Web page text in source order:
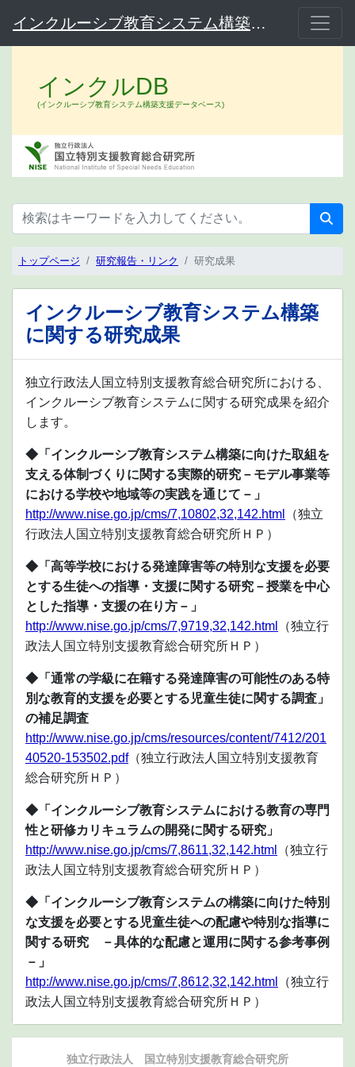
インクルーシブ教育システム構築支援データベース（インクルDB）
インクルDB
(インクルーシブ教育システム構築支援データベース)
トップページ 研究報告・リンク 研究成果
インクルーシブ教育システム構築
に関する研究成果
独立行政法人国立特別支援教育総合研究所における、
インクルーシブ教育システムに関する研究成果を紹介
します。
◆「インクルーシブ教育システム構築に向けた取組を
支える体制づくりに関する実際的研究－モデル事業等
における学校や地域等の実践を通じて－」
http://www.nise.go.jp/cms/7,10802,32,142.html
（独立
行政法人国立特別支援教育総合研究所ＨＰ）
◆「高等学校における発達障害等の特別な支援を必要
とする生徒への指導・支援に関する研究－授業を中心
とした指導・支援の在り方－」
http://www.nise.go.jp/cms/7,9719,32,142.html
（独立行
政法人国立特別支援教育総合研究所ＨＰ）
◆「通常の学級に在籍する発達障害の可能性のある特
別な教育的支援を必要とする児童生徒に関する調査」
の補足調査
http://www.nise.go.jp/cms/resources/content/7412/201
40520-153502.pdf（独立行政法人国立特別支援教育
総合研究所ＨＰ）
◆「インクルーシブ教育システムにおける教育の専門
性と研修カリキュラムの開発に関する研究」
http://www.nise.go.jp/cms/7,8611,32,142.html
（独立行
政法人国立特別支援教育総合研究所ＨＰ）
◆「インクルーシブ教育システムの構築に向けた特別
な支援を必要とする児童生徒への配慮や特別な指導に
関する研究 －具体的な配慮と運用に関する参考事例
－」
http://www.nise.go.jp/cms/7,8612,32,142.html
（独立行
政法人国立特別支援教育総合研究所ＨＰ）
独立行政法人 国立特別支援教育総合研究所